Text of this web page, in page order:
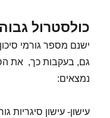
כולסטרול
ישנם מספר גורמי
גם, בעקבות כך, את
נמצאים:
עישון- עישון סיגריות